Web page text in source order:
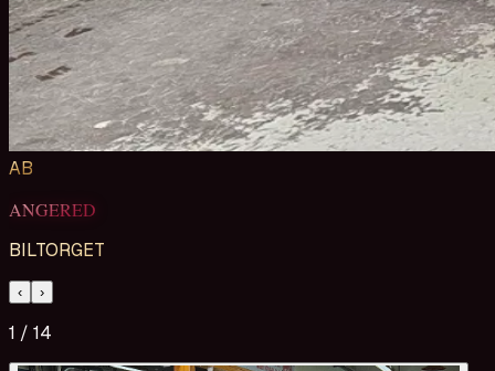
AB
ANGERED
BILTORGET
‹ ›
1 / 14